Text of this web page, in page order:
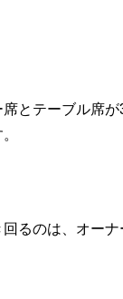
とテーブル席
るのは、オー